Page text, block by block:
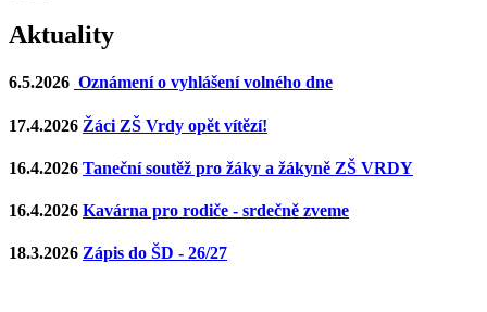
Aktuality
6.5.2026 Oznámení o vyhlášení volného dne
17.4.2026 Žáci ZŠ Vrdy opět vítězí!
16.4.2026 Taneční soutěž pro žáky a žákyně ZŠ VRDY
16.4.2026 Kavárna pro rodiče - srdečně zveme
18.3.2026 Zápis do ŠD - 26/27